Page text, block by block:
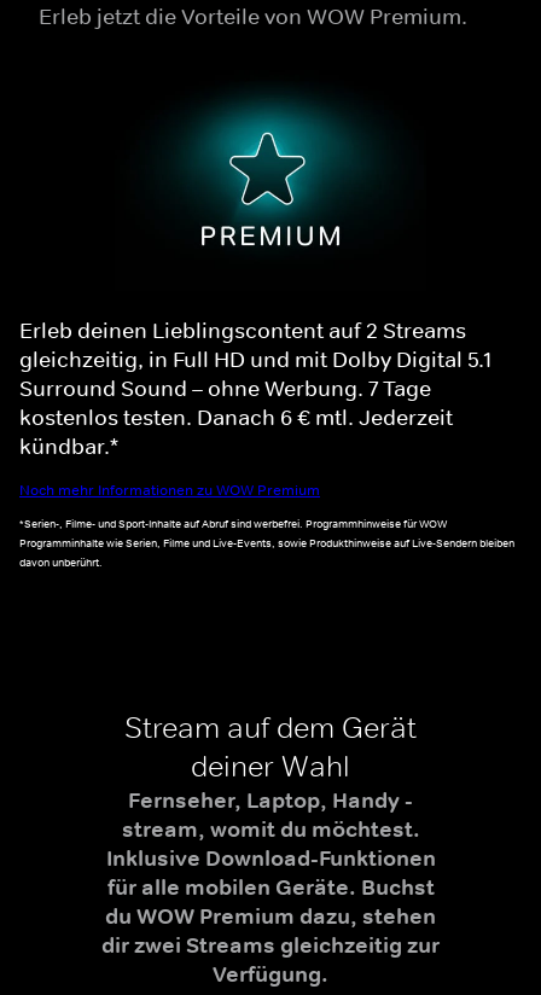
Erleb jetzt die Vorteile von WOW Premium.
Erleb deinen Lieblingscontent auf 2 Streams
gleichzeitig, in Full HD und mit Dolby Digital 5.1
Surround Sound – ohne Werbung. 7 Tage
kostenlos testen. Danach 6 € mtl. Jederzeit
kündbar.*
Noch mehr Informationen zu WOW Premium
*Serien-, Filme- und Sport-Inhalte auf Abruf sind werbefrei. Programmhinweise für WOW
Programminhalte wie Serien, Filme und Live-Events, sowie Produkthinweise auf Live-Sendern bleiben
davon unberührt.
Stream auf dem Gerät
deiner Wahl
Fernseher, Laptop, Handy -
stream, womit du möchtest.
Inklusive Download-Funktionen
für alle mobilen Geräte. Buchst
du WOW Premium dazu, stehen
dir zwei Streams gleichzeitig zur
Verfügung.